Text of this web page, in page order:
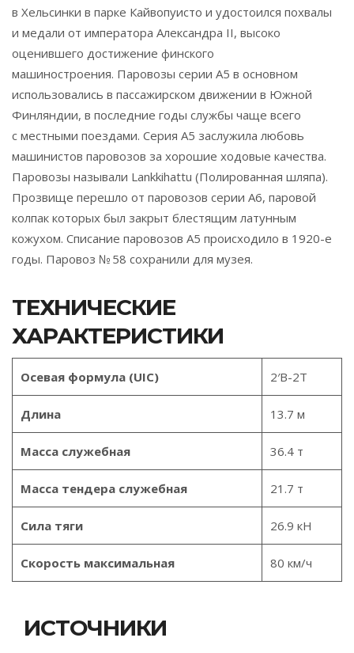
в Хельсинки в парке Кайвопуисто и удостоился похвалы
и медали от императора Александра II, высоко
оценившего достижение финского
машиностроения. Паровозы серии А5 в основном
использовались в пассажирском движении в Южной
Финляндии, в последние годы службы чаще всего
с местными поездами. Серия А5 заслужила любовь
машинистов паровозов за хорошие ходовые качества.
Паровозы называли Lankkihattu (Полированная шляпа).
Прозвище перешло от паровозов серии А6, паровой
колпак которых был закрыт блестящим латунным
кожухом. Списание паровозов А5 происходило в 1920-е
годы. Паровоз № 58 сохранили для музея.
ТЕХНИЧЕСКИЕ
ХАРАКТЕРИСТИКИ
Осевая формула (UIC) 2′B-2T
Длина 13.7 м
Масса служебная 36.4 т
Масса тендера служебная 21.7 т
Сила тяги 26.9 кН
Скорость максимальная 80 км/ч
ИСТОЧНИКИ